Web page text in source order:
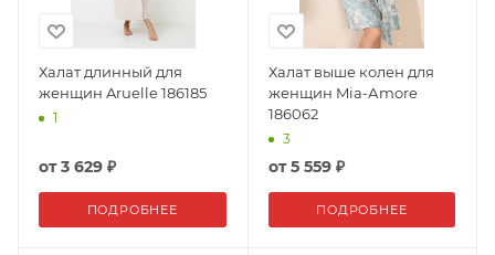
Халат длинный для
женщин Aruelle 186185
1
от3 629 ₽
ПОДРОБНЕЕ
Халат выше колен для
женщин Mia-Аmore
186062
3
от5 559 ₽
ПОДРОБНЕЕ